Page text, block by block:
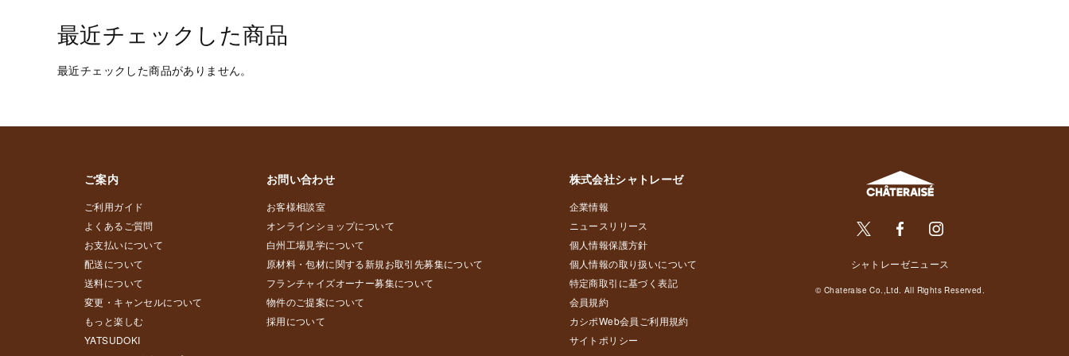
最近チェックした商品
最近チェックした商品がありません。
ご案内
ご利用ガイド
よくあるご質問
お支払いについて
配送について
送料について
変更・キャンセルについて
もっと楽しむ
YATSUDOKI
お問い合わせ
お客様相談室
オンラインショップについて
白州工場見学について
原材料・包材に関する新規お取引先募集について
フランチャイズオーナー募集について
物件のご提案について
採用について
株式会社シャトレーゼ
企業情報
ニュースリリース
個人情報保護方針
個人情報の取り扱いについて
特定商取引に基づく表記
会員規約
カシポWeb会員ご利用規約
サイトポリシー
シャトレーゼニュース
© Chateraise Co.,Ltd. All Rights Reserved.